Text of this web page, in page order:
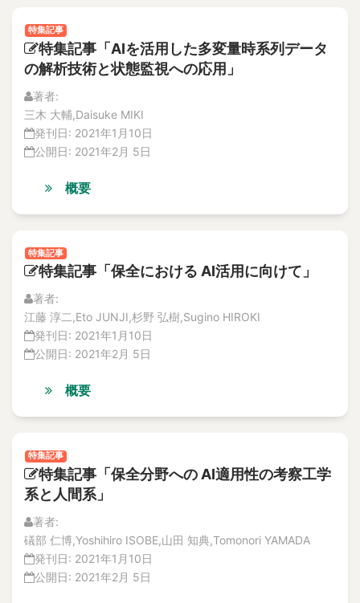
Acceptance criteria
accessibility
Accident
accident compensation
Accident in Maintenance
accident sequences
Accidents
accumulation
accuracy
Accuracy
Acoustic emission
acoustic emission
Acoustic Emission (AE)
Acoustic Emission Sensor
acoustic emission sensor
Acoustic Emission(AE)
No.2
特集記事
No.1
特集記事
解説記事
論文
Vol.18
No.4
論文
解説記事
論文
特集記事
解説記事
論文
解説記事
解説記事
No.2
特集記事
特集記事「AIを活用した多変量時系列データ
の解析技術と状態監視への応用」
著者:
三木 大輔,Daisuke MIKI
発刊日: 2021年1月10日
公開日: 2021年2月 5日
概要
特集記事
特集記事「保全における AI活用に向けて」
著者:
江藤 淳二,Eto JUNJI,杉野 弘樹,Sugino HIROKI
発刊日: 2021年1月10日
公開日: 2021年2月 5日
概要
特集記事
特集記事「保全分野への AI適用性の考察工学
系と人間系」
著者:
礒部 仁博,Yoshihiro ISOBE,山田 知典,Tomonori YAMADA
発刊日: 2021年1月10日
公開日: 2021年2月 5日